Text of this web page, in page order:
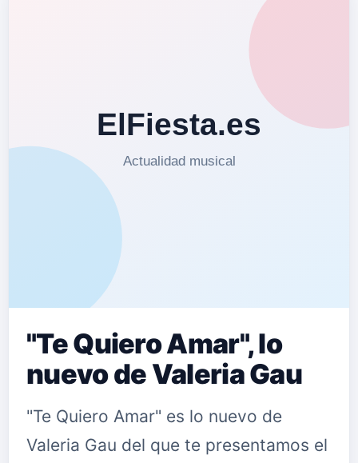
"Te Quiero Amar", lo
nuevo de Valeria Gau
"Te Quiero Amar" es lo nuevo de
Valeria Gau del que te presentamos el